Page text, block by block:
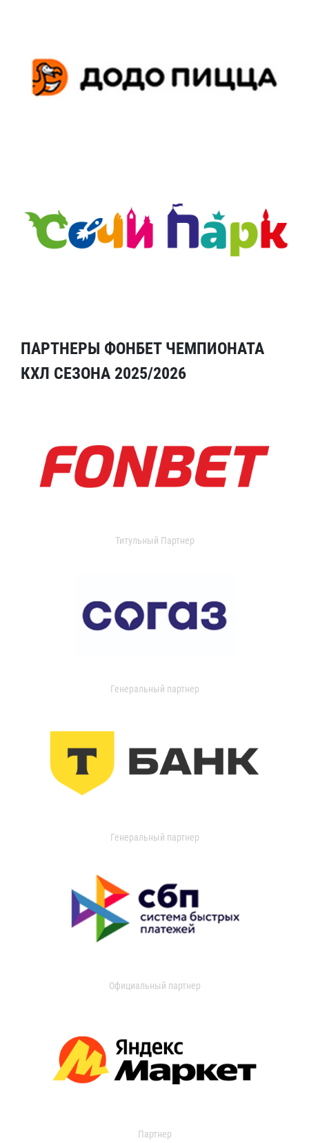
ПАРТНЕРЫ ФОНБЕТ ЧЕМПИОНАТА
КХЛ СЕЗОНА 2025/2026
Титульный Партнер
Генеральный партнер
Генеральный партнер
Официальный партнер
Партнер